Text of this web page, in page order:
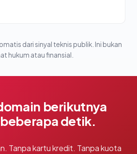
dari sinyal teknis publik. Ini bukan
hukum atau finansial.
berikutnya
detik.
Tanpa kartu kredit. Tanpa kuota